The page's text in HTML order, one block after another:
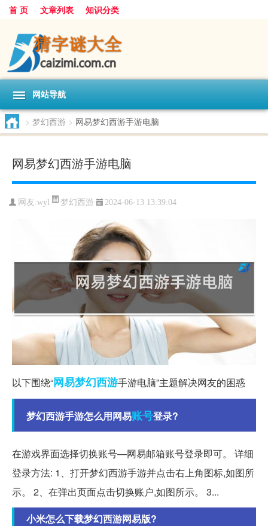
首 页 文章列表 知识分类
网站导航
> 梦幻西游 > 网易梦幻西游手游电脑
网易梦幻西游手游电脑
网友:wyl 梦幻西游 2024-06-13 13:39:04
以下围绕“网易梦幻西游手游电脑”主题解决网友的困惑
梦幻西游手游怎么用网易账号登录?
在游戏界面选择切换账号—网易邮箱账号登录即可。 详细
登录方法: 1、打开梦幻西游手游并点击右上角图标,如图所
示。 2、在弹出页面点击切换账户,如图所示。 3...
小米怎么下载梦幻西游网易版?